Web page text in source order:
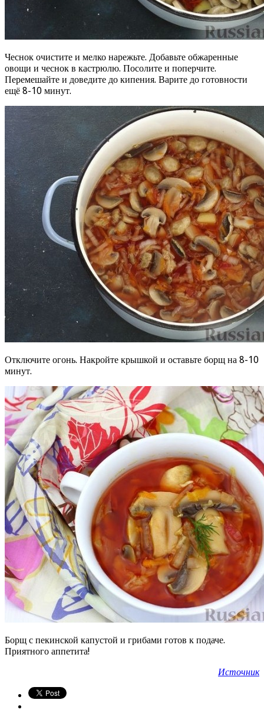
Чеснок очистите и мелко нарежьте. Добавьте обжаренные
овощи и чеснок в кастрюлю. Посолите и поперчите.
Перемешайте и доведите до кипения. Варите до готовности
ещё 8-10 минут.
Отключите огонь. Накройте крышкой и оставьте борщ на 8-10
минут.
Борщ с пекинской капустой и грибами готов к подаче.
Приятного аппетита!
Источник